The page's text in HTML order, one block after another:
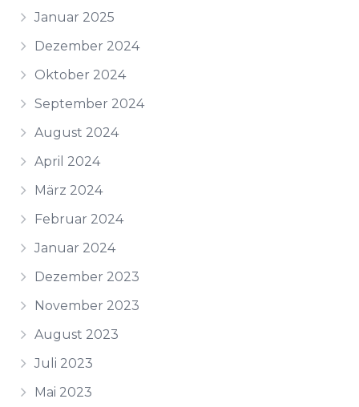
Januar 2025
Dezember 2024
Oktober 2024
September 2024
August 2024
April 2024
März 2024
Februar 2024
Januar 2024
Dezember 2023
November 2023
August 2023
Juli 2023
Mai 2023